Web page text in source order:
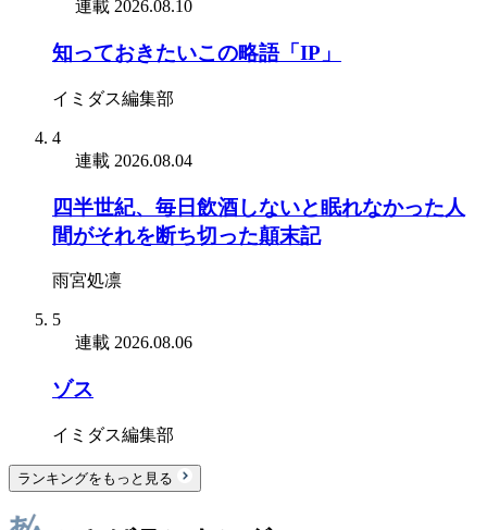
連載 2026.08.10
知っておきたいこの略語「IP」
イミダス編集部
4
連載 2026.08.04
四半世紀、毎日飲酒しないと眠れなかった人
間がそれを断ち切った顛末記
雨宮処凛
5
連載 2026.08.06
ゾス
イミダス編集部
ランキングをもっと見る